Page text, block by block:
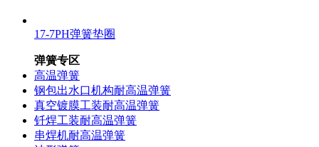
17-7PH弹簧垫圈
弹簧专区
高温弹簧
钢包出水口机构耐高温弹簧
真空镀膜工装耐高温弹簧
钎焊工装耐高温弹簧
串焊机耐高温弹簧